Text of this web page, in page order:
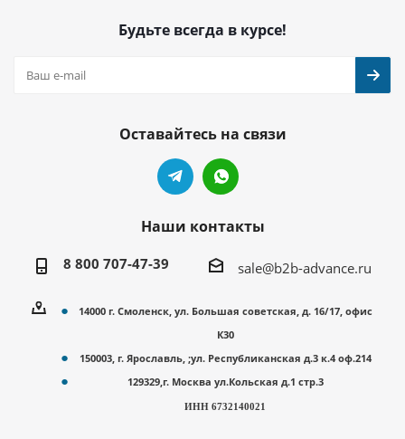
Будьте всегда в курсе!
Оставайтесь на связи
Наши контакты
8 800 707-47-39 sale@b2b-advance.ru
14000 г. Смоленск, ул. Большая советская, д. 16/17, офис
К30
150003, г. Ярославль, ;ул. Республиканская д.3 к.4 оф.214
129329,г. Москва ул.Кольская д.1 стр.3
ИНН 6732140021